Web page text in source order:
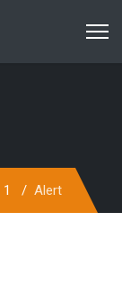
Alert